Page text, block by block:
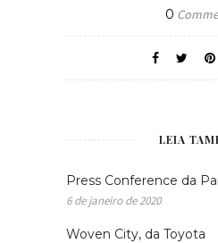
0
LEIA
Press Conference da
6 de janeiro de 2020
Woven City, da Toyota